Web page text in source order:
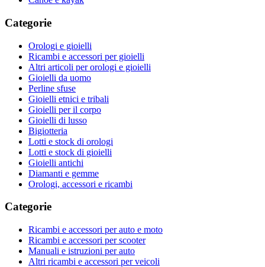
Categorie
Orologi e gioielli
Ricambi e accessori per gioielli
Altri articoli per orologi e gioielli
Gioielli da uomo
Perline sfuse
Gioielli etnici e tribali
Gioielli per il corpo
Gioielli di lusso
Bigiotteria
Lotti e stock di orologi
Lotti e stock di gioielli
Gioielli antichi
Diamanti e gemme
Orologi, accessori e ricambi
Categorie
Ricambi e accessori per auto e moto
Ricambi e accessori per scooter
Manuali e istruzioni per auto
Altri ricambi e accessori per veicoli